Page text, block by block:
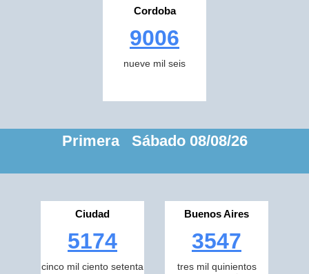
Cordoba
9006
nueve mil seis
Primera Sábado 08/08/26
Ciudad
5174
cinco mil ciento setenta
Buenos Aires
3547
tres mil quinientos